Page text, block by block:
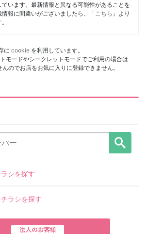
います。最新情報と異なる可能性があることを
報に間違いがございましたら、「 こちら 」より
に cookie を利用しています。
モードやシークレットモードでご利用の場合は
のでお店をお気に入りに登録できません。
シを探す
ラシを探す